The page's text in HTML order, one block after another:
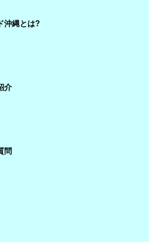
沖縄とは?
介
問